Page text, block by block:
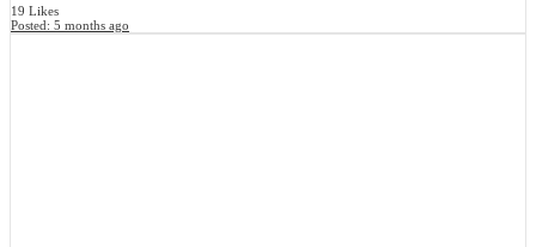
19 Likes
Posted: 5 months ago